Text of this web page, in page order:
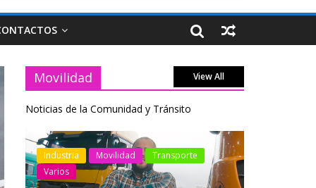
Movilidad View All
Noticias de la Comunidad y Tránsito
Industria Movilidad
Transporte
Varios